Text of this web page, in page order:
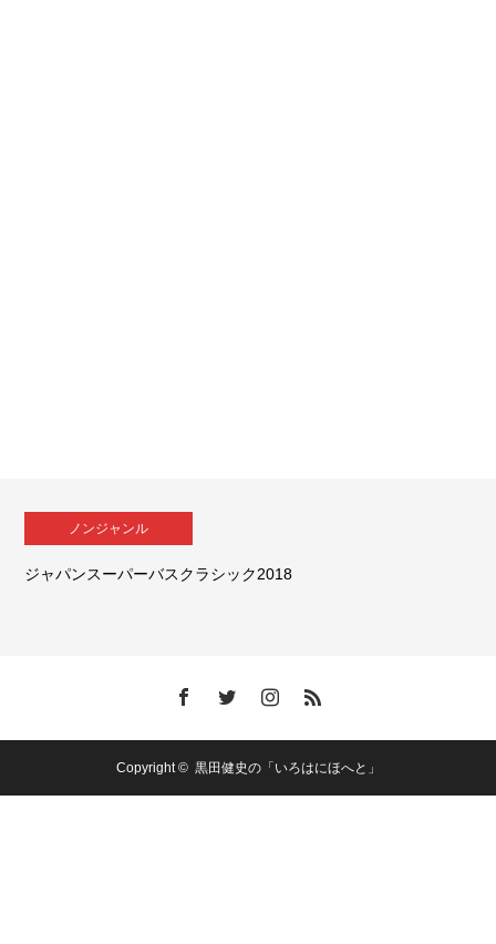
ノンジャンル
ジャパンスーパーバスクラシック2018
Copyright © 黒田健史の「いろはにほへと」